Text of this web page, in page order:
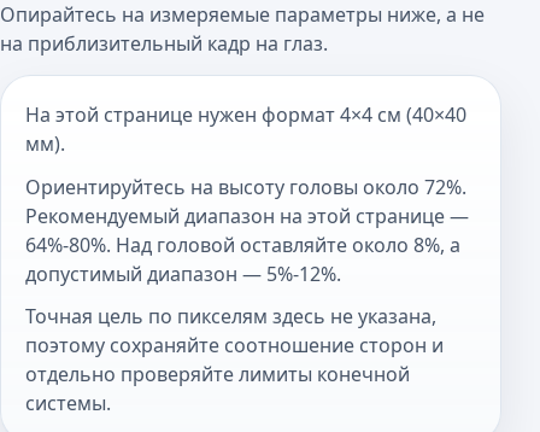
Опирайтесь на измеряемые параметры ниже, а не
на приблизительный кадр на глаз.
На этой странице нужен формат 4×4 см (40×40
мм).
Ориентируйтесь на высоту головы около 72%.
Рекомендуемый диапазон на этой странице —
64%-80%. Над головой оставляйте около 8%, а
допустимый диапазон — 5%-12%.
Точная цель по пикселям здесь не указана,
поэтому сохраняйте соотношение сторон и
отдельно проверяйте лимиты конечной
системы.